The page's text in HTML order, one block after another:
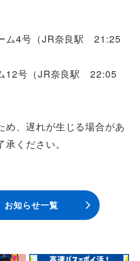
安全安心への
ム4号（JR奈良駅 21:25
12号（JR奈良駅 22:05
め、遅れが生じる場合があ
ください。
お知らせ一覧